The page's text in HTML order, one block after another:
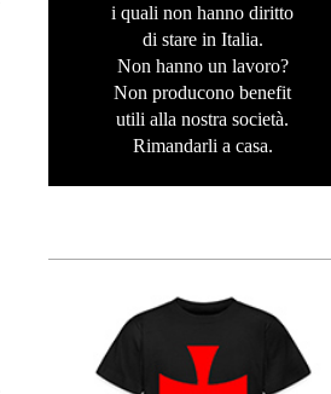
i quali non hanno diritto
di stare in Italia.
Non hanno un lavoro?
Non producono benefit
utili alla nostra società.
Rimandarli a casa.